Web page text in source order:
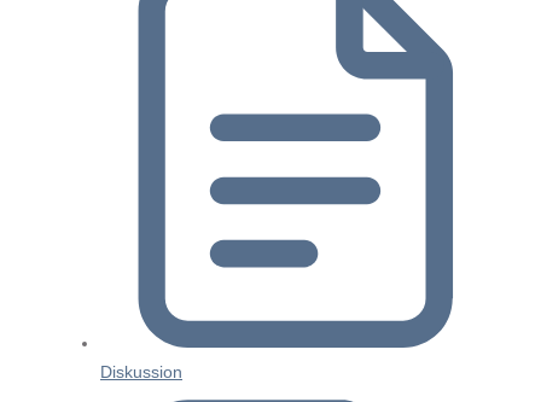
Diskussion